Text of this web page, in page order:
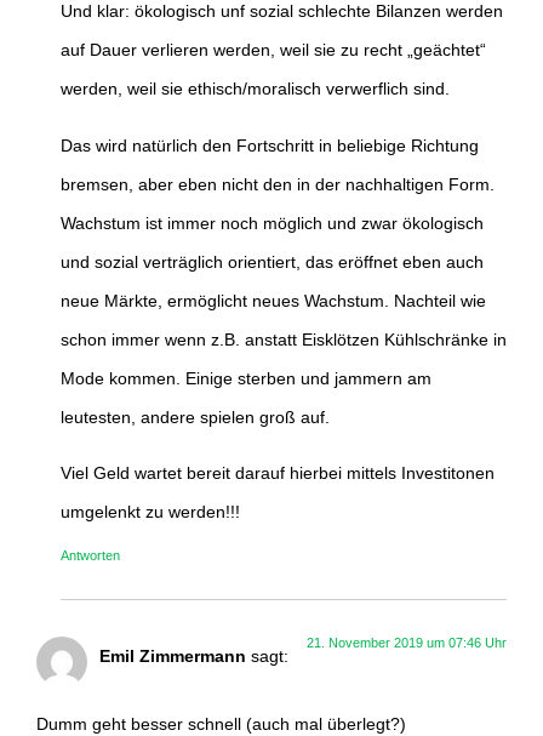
Und klar: ökologisch unf sozial schlechte Bilanzen werden
auf Dauer verlieren werden, weil sie zu recht „geächtet“
werden, weil sie ethisch/moralisch verwerflich sind.
Das wird natürlich den Fortschritt in beliebige Richtung
bremsen, aber eben nicht den in der nachhaltigen Form.
Wachstum ist immer noch möglich und zwar ökologisch
und sozial verträglich orientiert, das eröffnet eben auch
neue Märkte, ermöglicht neues Wachstum. Nachteil wie
schon immer wenn z.B. anstatt Eisklötzen Kühlschränke in
Mode kommen. Einige sterben und jammern am
leutesten, andere spielen groß auf.
Viel Geld wartet bereit darauf hierbei mittels Investitonen
umgelenkt zu werden!!!
Antworten
Emil Zimmermann sagt:
21. November 2019 um 07:46 Uhr
Dumm geht besser schnell (auch mal überlegt?)